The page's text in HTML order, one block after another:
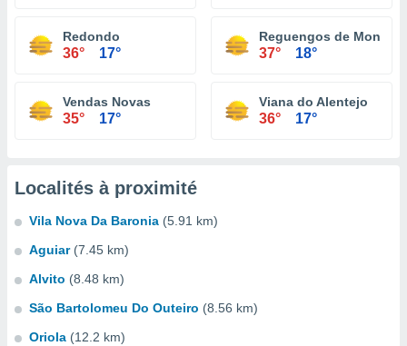
Redondo
36° 17°
Reguengos de
37° 18°
Vendas Novas
35° 17°
Viana do Alentejo
36° 17°
Localités à proximité
Vila Nova Da Baronia (5.91 km)
Aguiar (7.45 km)
Alvito (8.48 km)
São Bartolomeu Do Outeiro (8.56 km)
Oriola (12.2 km)